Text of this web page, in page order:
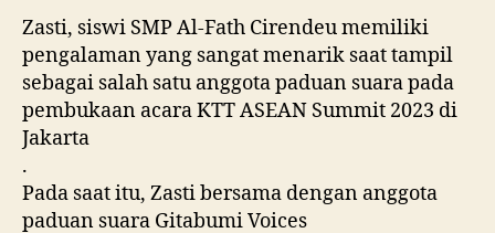
Zasti, siswi SMP Al-Fath Cirendeu memiliki
pengalaman yang sangat menarik saat tampil
sebagai salah satu anggota paduan suara pada
pembukaan acara KTT ASEAN Summit 2023 di
Jakarta
.
Pada saat itu, Zasti bersama dengan anggota
paduan suara Gitabumi Voices